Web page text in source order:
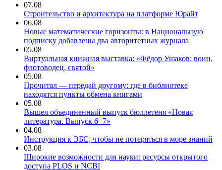
07.08
Строительство и архитектура на платформе Юрайт
06.08
Новые математические горизонты: в Национальную
подписку добавлены два авторитетных журнала
05.08
Виртуальная книжная выставка: «Фёдор Ушаков: воин,
флотоводец, святой»
05.08
Прочитал — передай другому: где в библиотеке
находятся пункты обмена книгами
05.08
Вышел объединенный выпуск бюллетеня «Новая
литература. Выпуск 6−7»
04.08
Инструкция к ЭБС, чтобы не потеряться в море знаний
03.08
Широкие возможности для науки: ресурсы открытого
доступа PLOS и NCBI